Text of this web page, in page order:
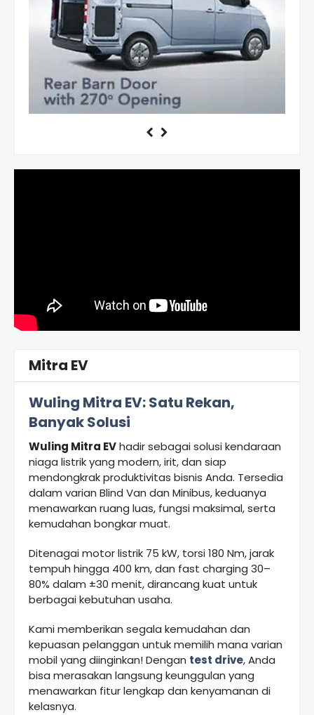
Mitra EV
Wuling Mitra EV: Satu Rekan,
Banyak Solusi
Wuling Mitra EVhadir sebagai solusi kendaraan
niaga listrik yang modern, irit, dan siap
mendongkrak produktivitas bisnis Anda. Tersedia
dalam varian Blind Van dan Minibus, keduanya
menawarkan ruang luas, fungsi maksimal, serta
kemudahan bongkar muat.
Ditenagai motor listrik 75 kW, torsi 180 Nm, jarak
tempuh hingga 400 km, dan fast charging 30–
80% dalam ±30 menit, dirancang kuat untuk
berbagai kebutuhan usaha.
Kami memberikan segala kemudahan dan
kepuasan pelanggan untuk memilih mana varian
mobil yang diinginkan! Dengan test drive, Anda
bisa merasakan langsung keunggulan yang
menawarkan fitur lengkap dan kenyamanan di
kelasnya.